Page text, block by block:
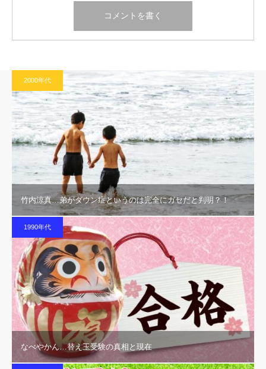
2000年代
竹内涼真…弟がダウン症というのは完全にガセだと判明？！
1990年代
なべやかん…替え玉受験の真相と現在